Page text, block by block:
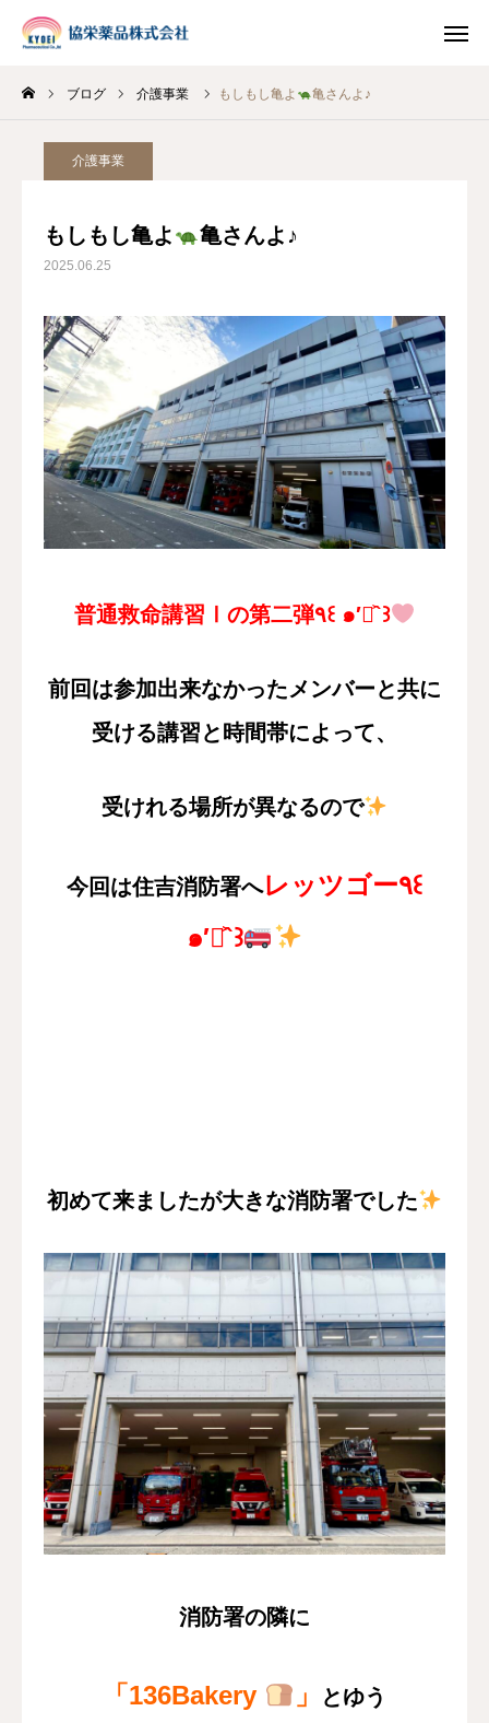
ブログ 介護事業 もしもし亀よ 亀さんよ♪
介護事業
もしもし亀よ 亀さんよ♪
2025.06.25
普通救命講習Ⅰの第二弾٩꒰ ๑′◡͐`꒱
前回は参加出来なかったメンバーと共に
受ける講習と時間帯によって、
受けれる場所が異なるので
今回は住吉消防署へレッツゴー٩꒰
๑′◡͐`꒱
初めて来ましたが大きな消防署でした
消防署の隣に
「136Bakery 」 とゆう
INSTAGRAM
HOME
事業案内
ブログ
お知らせ
採用情報